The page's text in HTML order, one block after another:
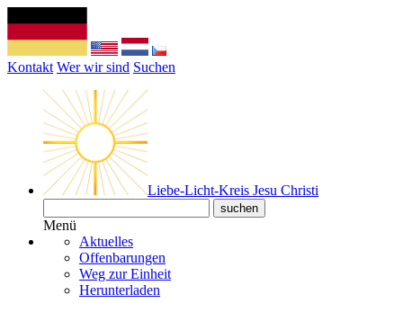
Kontakt Wer wir sind Suchen
Liebe-Licht-Kreis Jesu Christi
Menü
Aktuelles
Offenbarungen
Weg zur Einheit
Herunterladen